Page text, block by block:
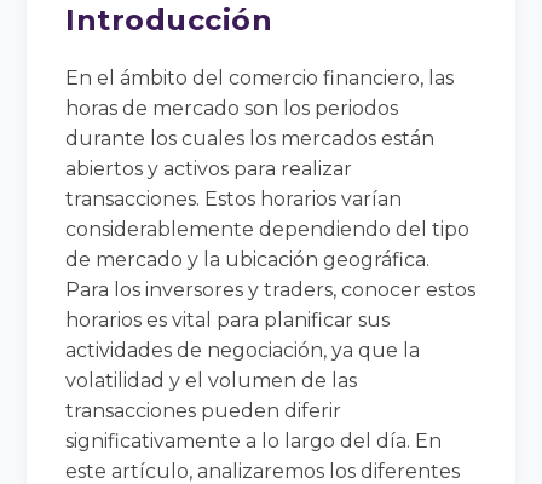
Introducción
En el ámbito del comercio financiero, las
horas de mercado son los periodos
durante los cuales los mercados están
abiertos y activos para realizar
transacciones. Estos horarios varían
considerablemente dependiendo del tipo
de mercado y la ubicación geográfica.
Para los inversores y traders, conocer estos
horarios es vital para planificar sus
actividades de negociación, ya que la
volatilidad y el volumen de las
transacciones pueden diferir
significativamente a lo largo del día. En
este artículo, analizaremos los diferentes